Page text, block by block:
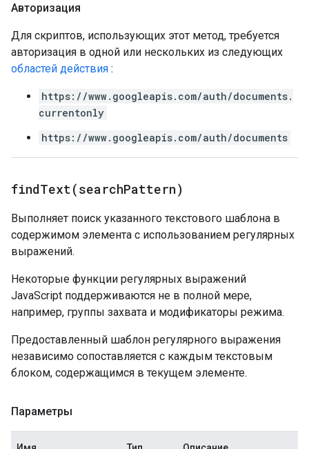
Авторизация
Для скриптов, использующих этот метод, требуется
авторизация в одной или нескольких из следующих
областей действия :
https://www.googleapis.com/auth/documents.
currentonly
https://www.googleapis.com/auth/documents
findText(searchPattern)
Выполняет поиск указанного текстового шаблона в
содержимом элемента с использованием регулярных
выражений.
Некоторые функции регулярных выражений
JavaScript поддерживаются не в полной мере,
например, группы захвата и модификаторы режима.
Предоставленный шаблон регулярного выражения
независимо сопоставляется с каждым текстовым
блоком, содержащимся в текущем элементе.
Параметры